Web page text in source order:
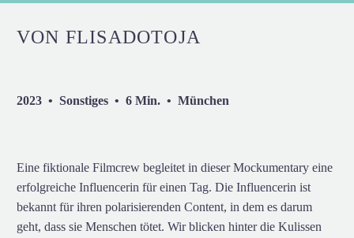
VON FLISADOTOJA
2023 • Sonstiges • 6 Min. • München
Eine fiktionale Filmcrew begleitet in dieser Mockumentary eine
erfolgreiche Influencerin für einen Tag. Die Influencerin ist
bekannt für ihren polarisierenden Content, in dem es darum
geht, dass sie Menschen tötet. Wir blicken hinter die Kulissen